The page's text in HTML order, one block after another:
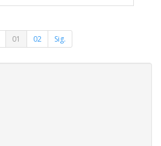
01 02 Sig.